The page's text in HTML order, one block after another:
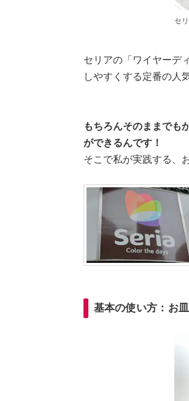
セ
セリアの「ワイヤーデ
しやすくする定番の人
もちろんそのままでも
ができるんです！
そこで私が実践する、
基本の使い方：お